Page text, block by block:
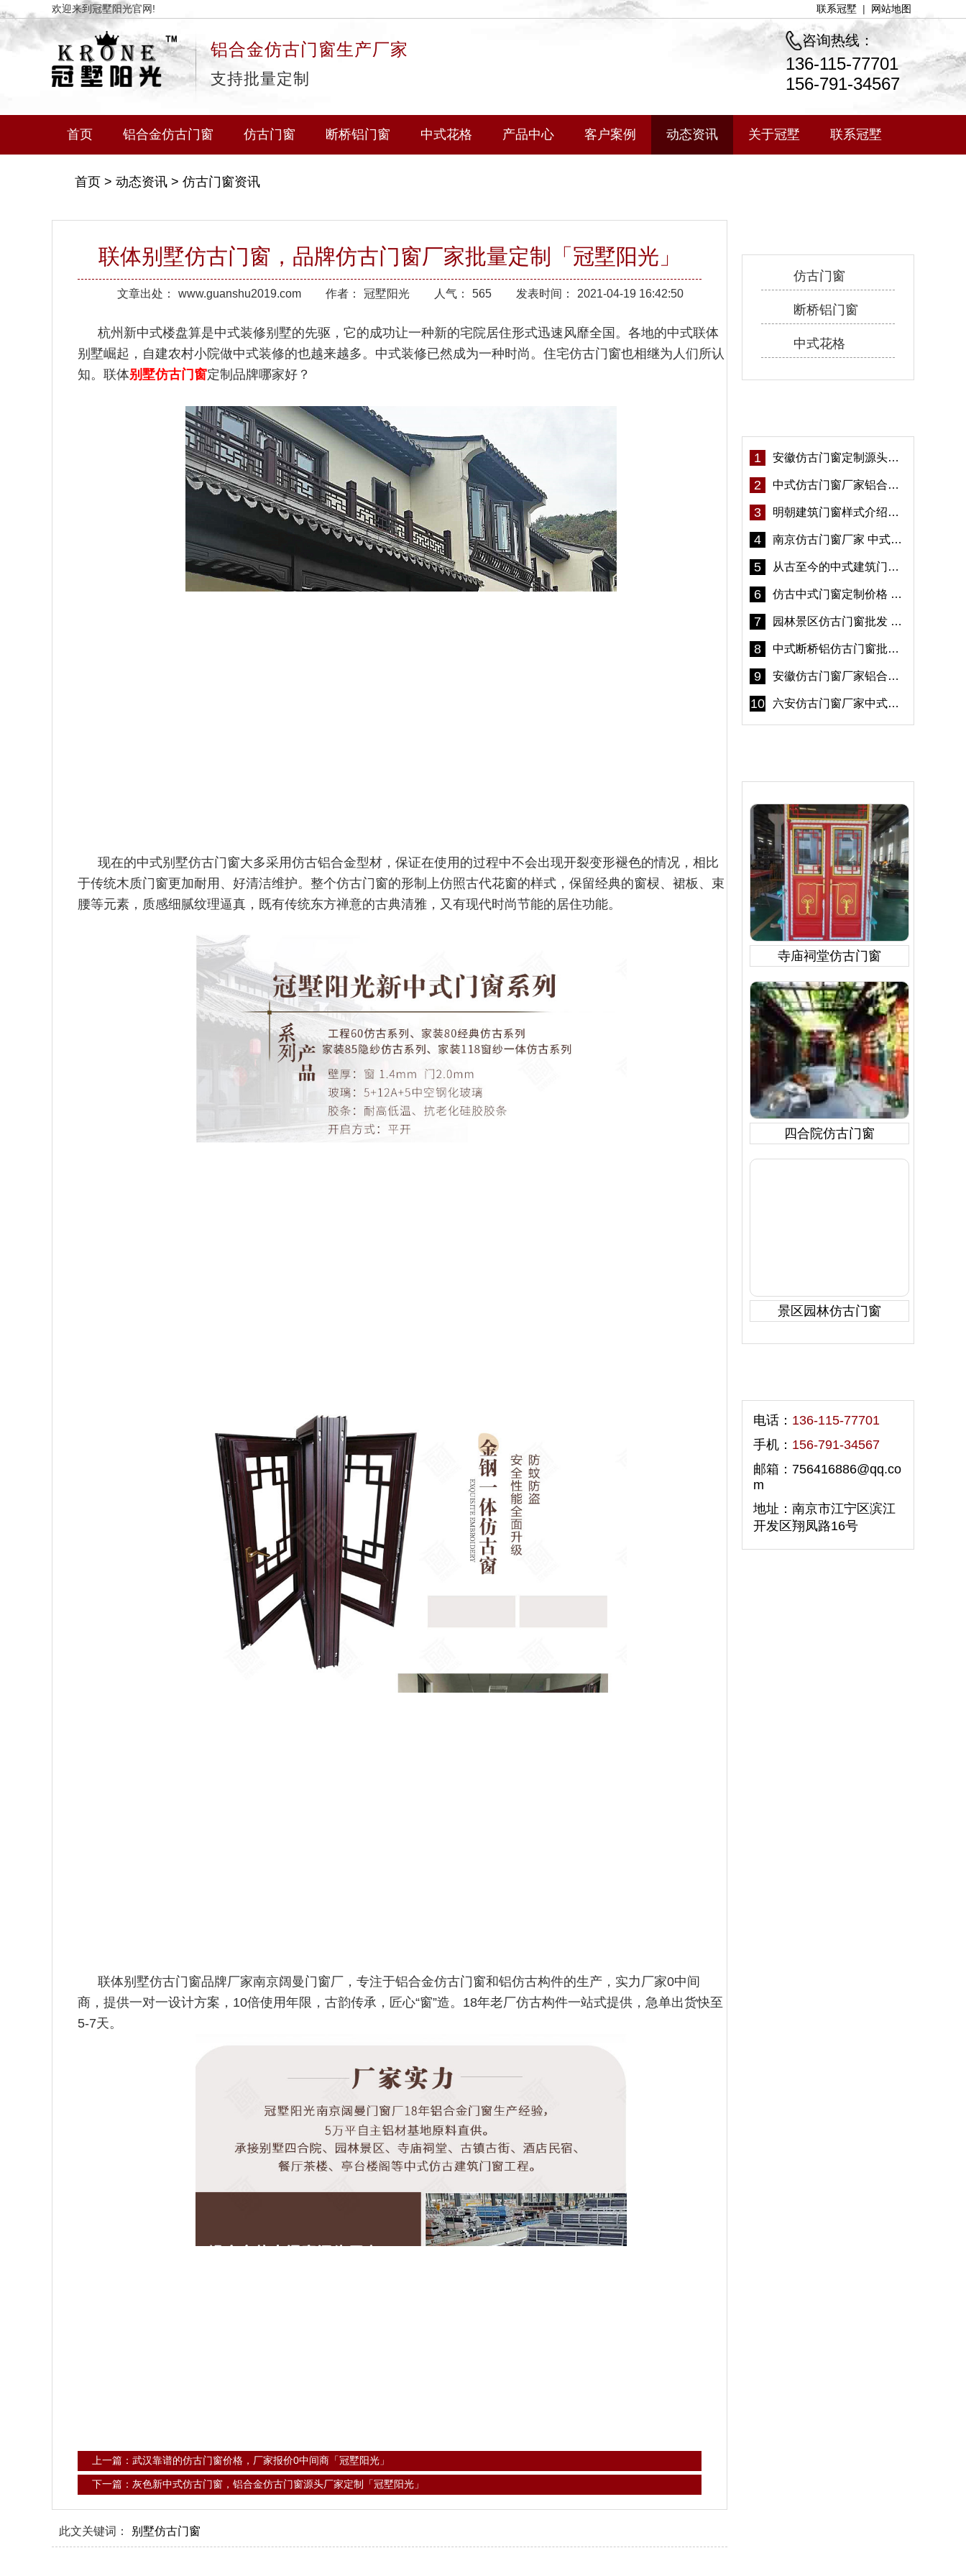
欢迎来到冠墅阳光官网! 联系冠墅 | 网站地图
铝合金仿古门窗生产厂家
支持批量定制
咨询热线：
136-115-77701
156-791-34567
首页 铝合金仿古门窗 仿古门窗 断桥铝门窗 中式花格 产品中心 客户案例 动态资讯 关于冠墅 联系冠墅
首页 > 动态资讯 > 仿古门窗资讯
联体别墅仿古门窗，品牌仿古门窗厂家批量定制「冠墅阳光」
文章出处： www.guanshu2019.com 作者： 冠墅阳光 人气： 565 发表时间： 2021-04-19 16:42:50
杭州新中式楼盘算是中式装修别墅的先驱，它的成功让一种新的宅院居住形式迅速风靡全国。各地的中式联体
别墅崛起，自建农村小院做中式装修的也越来越多。中式装修已然成为一种时尚。住宅仿古门窗也相继为人们所认
知。联体别墅仿古门窗定制品牌哪家好？
现在的中式别墅仿古门窗大多采用仿古铝合金型材，保证在使用的过程中不会出现开裂变形褪色的情况，相比
于传统木质门窗更加耐用、好清洁维护。整个仿古门窗的形制上仿照古代花窗的样式，保留经典的窗棂、裙板、束
腰等元素，质感细腻纹理逼真，既有传统东方禅意的古典清雅，又有现代时尚节能的居住功能。
联体别墅仿古门窗品牌厂家南京阔曼门窗厂，专注于铝合金仿古门窗和铝仿古构件的生产，实力厂家0中间
商，提供一对一设计方案，10倍使用年限，古韵传承，匠心“窗”造。18年老厂仿古构件一站式提供，急单出货快至
5-7天。
上一篇：武汉靠谱的仿古门窗价格，厂家报价0中间商「冠墅阳光」
下一篇：灰色新中式仿古门窗，铝合金仿古门窗源头厂家定制「冠墅阳光」
此文关键词： 别墅仿古门窗
仿古门窗
断桥铝门窗
中式花格
1 安徽仿古门窗定制源头厂家 好打理免维护-冠墅阳光
2 中式仿古门窗厂家铝合金仿古门窗定制 5年质保
3 明朝建筑门窗样式介绍——冠墅阳光
4 南京仿古门窗厂家 中式仿古门窗定制 节能防水
5 从古至今的中式建筑门窗到底有多美「冠墅阳光」
6 仿古中式门窗定制价格 铝合金仿古门窗报价
7 园林景区仿古门窗批发 铝合金仿古门窗采购-冠墅阳光
8 中式断桥铝仿古门窗批发 冠墅阳光仿古门窗 6000平米实体工厂
9 安徽仿古门窗厂家铝合金仿古门窗批发 免费设计出货快
10 六安仿古门窗厂家中式仿古门窗制作 6000平米源头厂家
寺庙祠堂仿古门窗
四合院仿古门窗
景区园林仿古门窗
电话： 136-115-77701
手机： 156-791-34567
邮箱：756416886@qq.co
m
地址：南京市江宁区滨江
开发区翔凤路16号